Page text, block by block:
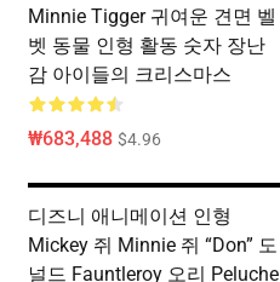
Minnie Tigger 귀여운 견면 벨
벳 동물 인형 활동 숫자 장난
감 아이들의 크리스마스
₩683,488 $4.96
디즈니 애니메이션 인형
Mickey 쥐 Minnie 쥐 “Don” 도
널드 Fauntleroy 오리 Peluche